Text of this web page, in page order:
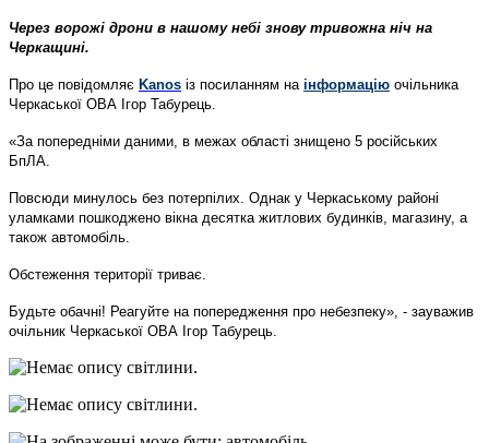
Через ворожі дрони в нашому небі знову тривожна ніч на
Черкащині.
Про це повідомляє Kanos із посиланням на інформацію очільника
Черкаської ОВА Ігор Табурець.
«За попередніми даними, в межах області знищено 5 російських
БпЛА.
Повсюди минулось без потерпілих. Однак у Черкаському районі
уламками пошкоджено вікна десятка житлових будинків, магазину, а
також автомобіль.
Обстеження території триває.
Будьте обачні! Реагуйте на попередження про небезпеку», - зауважив
очільник Черкаської ОВА Ігор Табурець.